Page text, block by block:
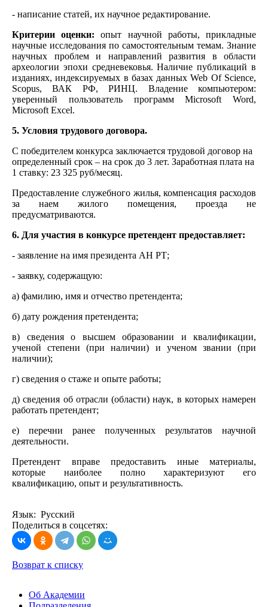
- написание статей, их научное редактирование.
Критерии оценки: опыт научной работы, прикладные
научные исследования по самостоятельным темам. Знание
научных проблем и направлений развития в области
археологии эпохи средневековья. Наличие публикаций в
изданиях, индексируемых в базах данных Web Of Science,
Scopus, ВАК РФ, РИНЦ. Владение компьютером:
уверенный пользователь программ Microsoft Word,
Microsoft Excel.
5. Условия трудового договора.
С победителем конкурса заключается трудовой договор на
определенный срок – на срок до 3 лет. Заработная плата на
1 ставку: 23 325 руб/месяц.
Предоставление служебного жилья, компенсация расходов
за наем жилого помещения, проезда не
предусматриваются.
6. Для участия в конкурсе претендент предоставляет:
- заявление на имя президента АН РТ;
- заявку, содержащую:
а) фамилию, имя и отчество претендента;
б) дату рождения претендента;
в) сведения о высшем образовании и квалификации,
ученой степени (при наличии) и ученом звании (при
наличии);
г) сведения о стаже и опыте работы;
д) сведения об отрасли (области) наук, в которых намерен
работать претендент;
е) перечни ранее полученных результатов научной
деятельности.
Претендент вправе предоставить иные материалы,
которые наиболее полно характеризуют его
квалификацию, опыт и результативность.
Язык: Русский
Поделиться в соцсетях:
Возврат к списку
Об Академии